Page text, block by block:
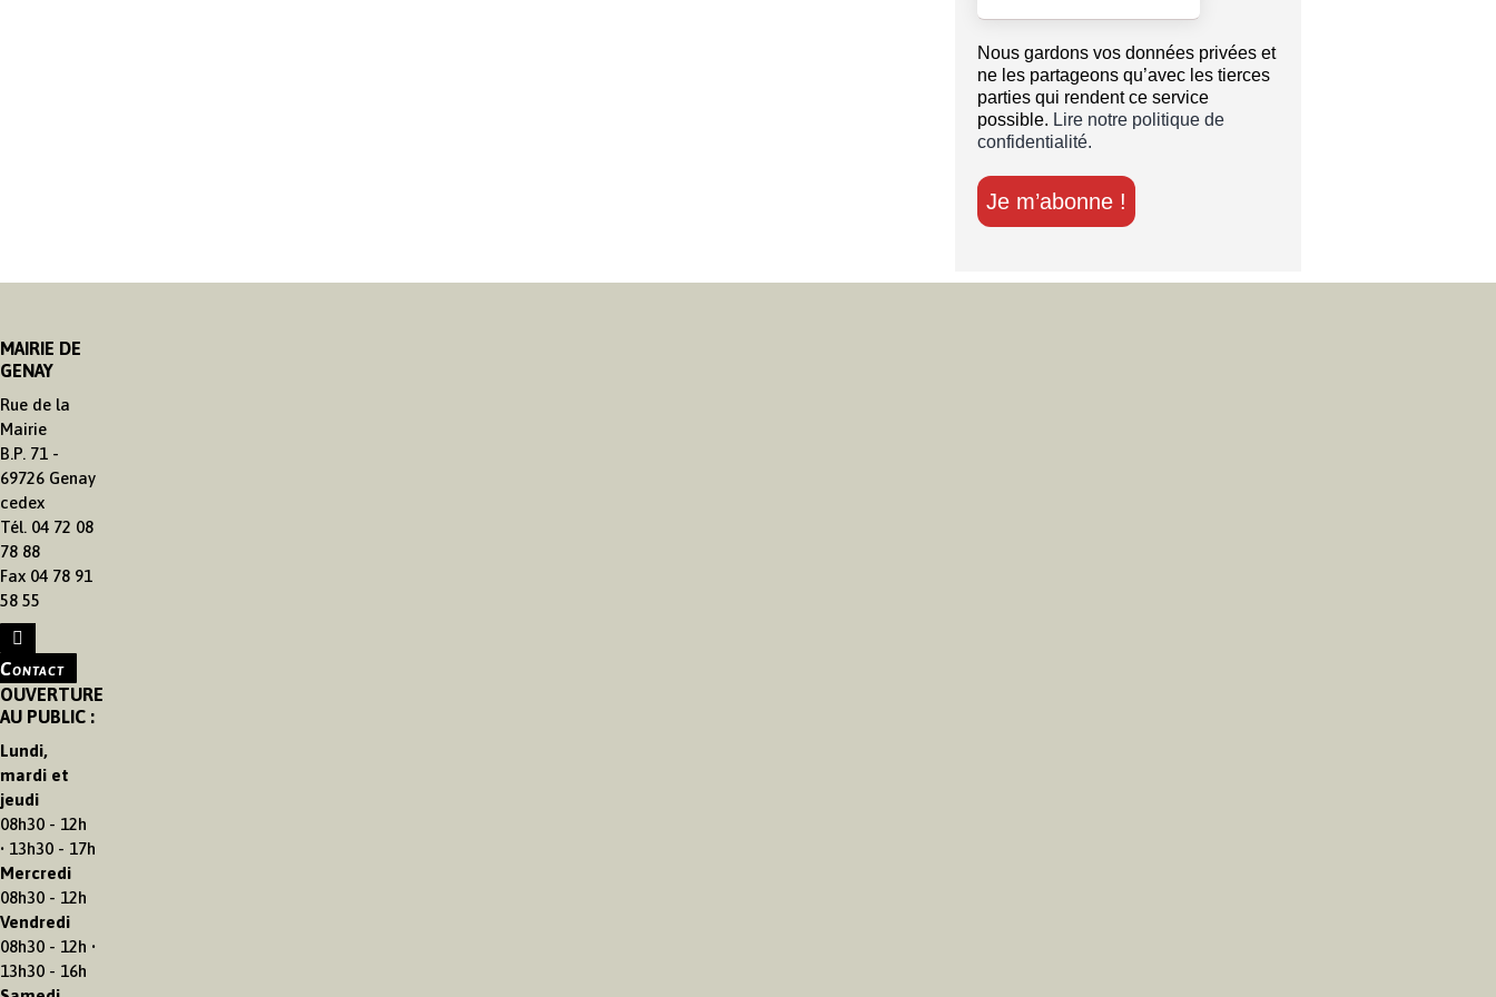
Nous gardons vos données privées et
ne les partageons qu’avec les tierces
parties qui rendent ce service
possible. Lire notre politique de
confidentialité.
MAIRIE DE
GENAY
Rue de la
Mairie
B.P. 71 -
69726 Genay
cedex
Tél. 04 72 08
78 88
Fax 04 78 91
58 55
Contact
OUVERTURE
AU PUBLIC :
Lundi,
mardi et
jeudi
08h30 - 12h
• 13h30 - 17h
Mercredi
08h30 - 12h
Vendredi
08h30 - 12h •
13h30 - 16h